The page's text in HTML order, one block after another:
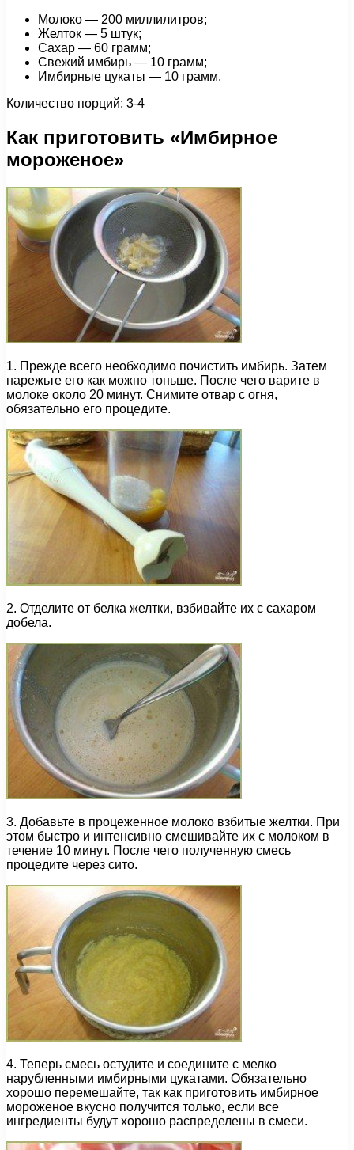
Молоко — 200 миллилитров;
Желток — 5 штук;
Сахар — 60 грамм;
Свежий имбирь — 10 грамм;
Имбирные цукаты — 10 грамм.
Количество порций: 3-4
Как приготовить «Имбирное
мороженое»
1. Прежде всего необходимо почистить имбирь. Затем
нарежьте его как можно тоньше. После чего варите в
молоке около 20 минут. Снимите отвар с огня,
обязательно его процедите.
2. Отделите от белка желтки, взбивайте их с сахаром
добела.
3. Добавьте в процеженное молоко взбитые желтки. При
этом быстро и интенсивно смешивайте их с молоком в
течение 10 минут. После чего полученную смесь
процедите через сито.
4. Теперь смесь остудите и соедините с мелко
нарубленными имбирными цукатами. Обязательно
хорошо перемешайте, так как приготовить имбирное
мороженое вкусно получится только, если все
ингредиенты будут хорошо распределены в смеси.